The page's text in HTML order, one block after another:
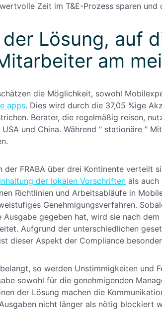
Zeit im T&E-Prozess sparen und
Lösung, auf
am
die Möglichkeit, sowohl
apps. Dies wird durch die 37,05 %ige
Berater, die regelmäßig reisen,
USA und China. Während " stationäre "
der FRABA über drei Kontinente verteilt
der lokalen Vorschriften als auch
Richtlinien und Arbeitsabläufe in
Genehmigungsverfahren.
gegeben hat, wird sie nach
Aufgrund der unterschiedlichen
dieser Aspekt der Compliance
so werden Unstimmigkeiten und
sowohl für die genehmigenden
der Lösung machen die
nicht länger als nötig blockiert